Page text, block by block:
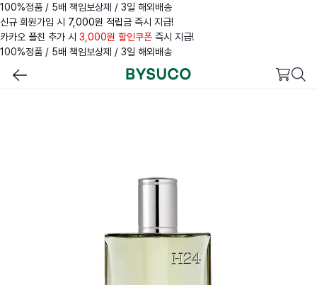
100%정품 / 5배 책임보상제 / 3일 해외배송
신규 회원가입 시 7,000원 적립금 즉시 지급!
카카오 플친 추가 시 3,000원 할인쿠폰 즉시 지급!
100%정품 / 5배 책임보상제 / 3일 해외배송